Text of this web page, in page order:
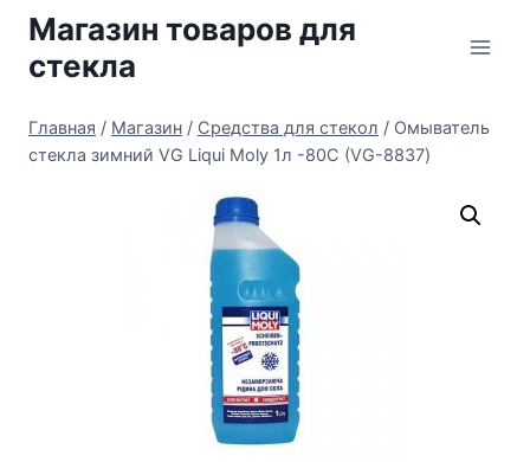
Перейти
содержимому
Магазин товаров для
стекла
Главная / Магазин / Средства для стекол / Омыватель
стекла зимний VG Liqui Moly 1л -80С (VG-8837)